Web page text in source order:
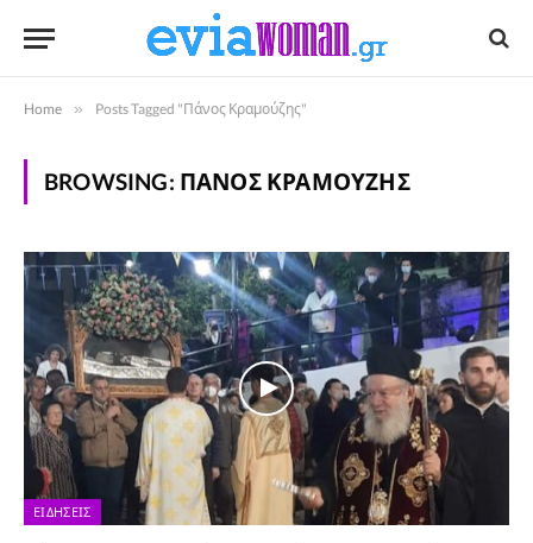
Home » Posts Tagged "Πάνος Κραμούζης"
BROWSING: ΠΆΝΟΣ ΚΡΑΜΟΎΖΗΣ
ΕΙΔΉΣΕΙΣ